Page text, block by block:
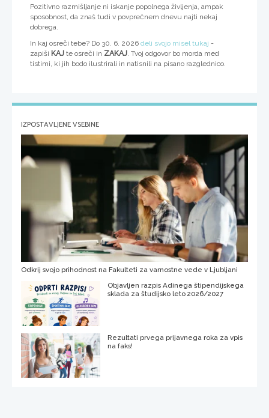
Pozitivno razmišljanje ni iskanje popolnega življenja, ampak
sposobnost, da znaš tudi v povprečnem dnevu najti nekaj
dobrega.
In kaj osreči tebe? Do 30. 6. 2026 deli svojo misel tukaj -
zapiši KAJ te osreči in ZAKAJ . Tvoj odgovor bo morda med
tistimi, ki jih bodo ilustrirali in natisnili na pisano razglednico.
IZPOSTAVLJENE VSEBINE
Odkrij svojo prihodnost na Fakulteti za varnostne vede v Ljubljani
Objavljen razpis Adinega štipendijskega
sklada za študijsko leto 2026/2027
Rezultati prvega prijavnega roka za vpis
na faks!